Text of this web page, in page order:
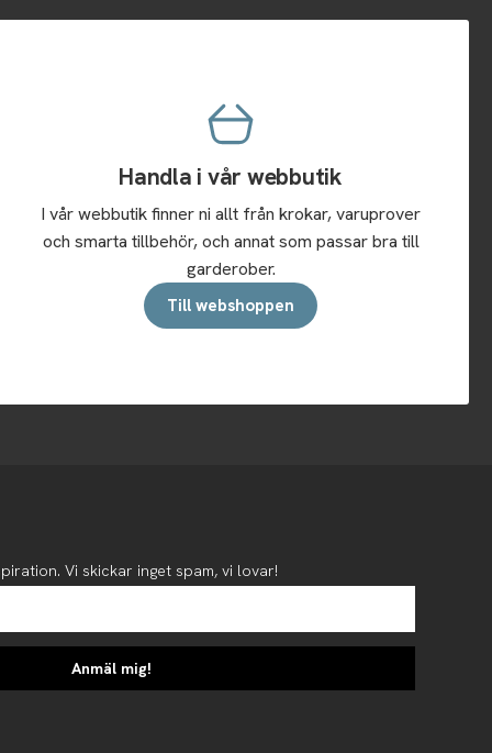
Handla i vår webbutik
I vår webbutik finner ni allt från krokar, varuprover
och smarta tillbehör, och annat som passar bra till
garderober.
Till webshoppen
Vi skickar inget spam, vi lovar!
Anmäl mig!